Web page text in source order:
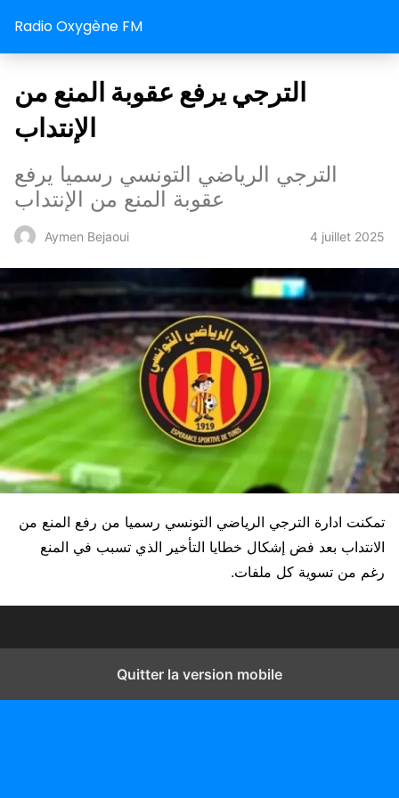
Radio Oxygène FM
الترجي يرفع عقوبة المنع من
الإنتداب
الترجي الرياضي التونسي رسميا يرفع
عقوبة المنع من الإنتداب
Aymen Bejaoui 4 juillet 2025
تمكنت ادارة الترجي الرياضي التونسي رسميا من رفع المنع من
الانتداب بعد فض إشكال خطايا التأخير الذي تسبب في المنع
رغم من تسوية كل ملفات.
Quitter la version mobile